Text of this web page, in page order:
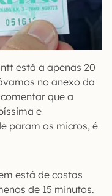
está a apenas 20
no anexo da
que a
e
param os micros, é
está de costas
de 15 minutos.